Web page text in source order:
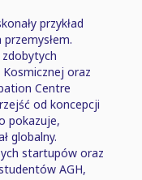
przykład
oraz
Centre
od koncepcji
pokazuje,
globalny.
startupów oraz
AGH,